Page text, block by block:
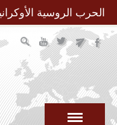
الحرب الروسية